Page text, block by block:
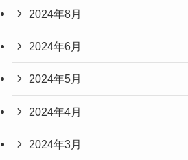
2024年8月
2024年6月
2024年5月
2024年4月
2024年3月